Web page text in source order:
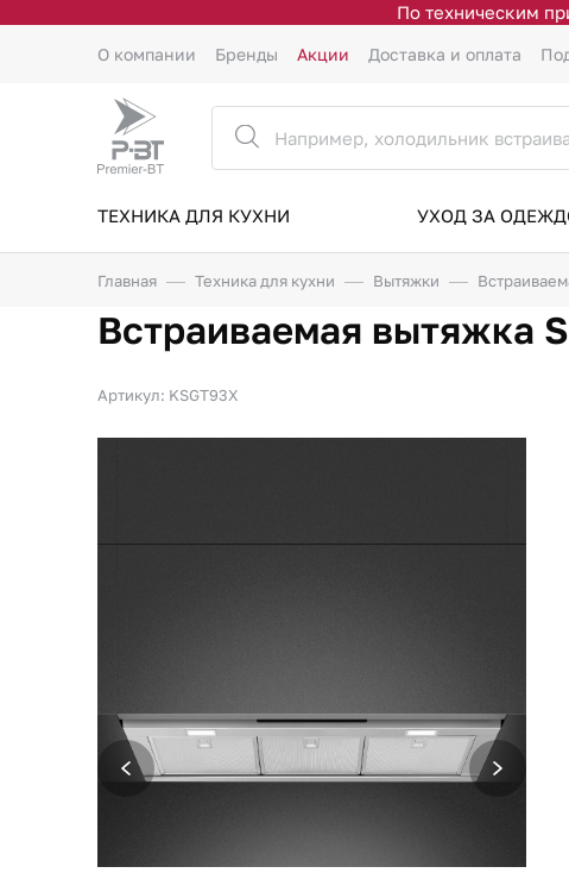
По техническим
О компании Бренды Акции Доставка и оплата
ТЕХНИКА ДЛЯ КУХНИ УХОД ЗА
Главная Техника для кухни Вытяжки
Встраиваемая вытяжка
Артикул: KSGT93X